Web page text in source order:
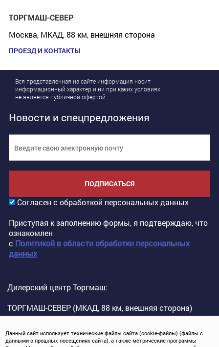
Данный сайт использует технические файлы сайта (cookie-файлы) (файлы с
данными о прошлых посещениях сайта), а также метрические программы
ТОРГМАШ-СЕВЕР
Москва, МКАД, 88 км, внешняя сторона
ПРОЕЗД И КОНТАКТЫ
Вся представленная на сайте информация носит
информационный характер и ни при каких условиях
не является публичной офертой
Новости и спецпредложения
ПОДПИСАТЬСЯ
Согласен с обработкой персональных данных
Приступая к заполнению формы, я подтверждаю, что
ознакомлен
с Политикой в области обработки персональных
данных
Дилерский центр Торгмаш:
ТОРГМАШ-СЕВЕР (МКАД, 88 км, внешняя сторона)